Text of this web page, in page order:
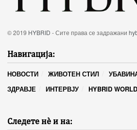
© 2019 HYBRID - Сите права се задражани
Навигација:
НОВОСТИ ЖИВОТЕН СТИЛ
ЗДРАВЈЕ
ИНТЕРВЈУ HYBRID WORLD
Следете нѐ и на: